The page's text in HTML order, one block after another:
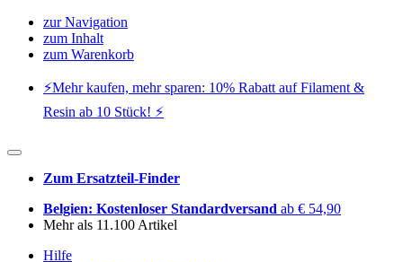
zur Navigation
zum Inhalt
zum Warenkorb
⚡️Mehr kaufen, mehr sparen: 10% Rabatt auf Filament &
Resin ab 10 Stück! ⚡️
Zum Ersatzteil-Finder
Belgien: Kostenloser Standardversand ab € 54,90
Mehr als 11.100 Artikel
Hilfe